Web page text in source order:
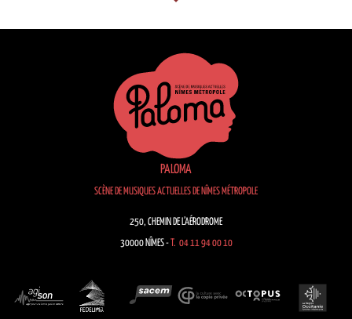
PALOMA
SCÈNE DE MUSIQUES ACTUELLES DE NÎMES MÉTROPOLE
250, CHEMIN DE L’AÉRODROME
30000 NÎMES - T. 04 11 94 00 10